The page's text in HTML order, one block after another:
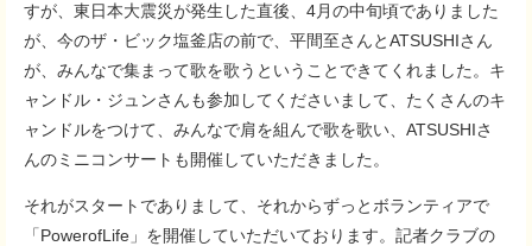
すが、東日本大震災が発生した直後、4月の中旬頃でありました
が、今のザ・ビック塩釜店の前で、平間至さんとATSUSHIさん
が、みんなで集まって歌を歌うということできてくれました。キ
ャンドル・ジュンさんも参加してくださいまして、たくさんのキ
ャンドルをつけて、みんなで肩を組んで歌を歌い、ATSUSHIさ
んのミニコンサートも開催していただきました。
それがスタートでありまして、それからずっとボランティアで
「PowerofLife」を開催していただいております。記者クラブの